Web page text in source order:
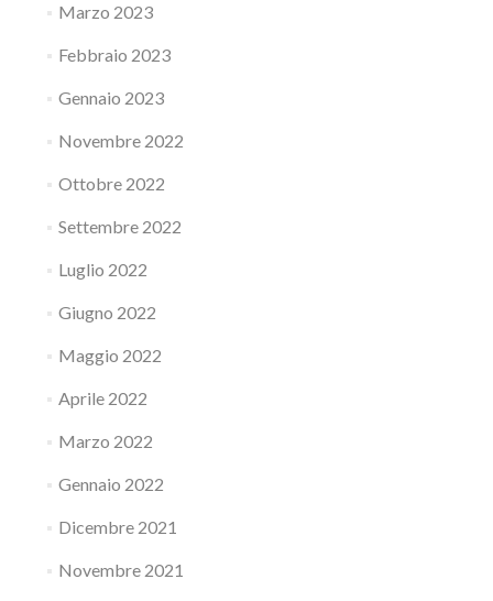
Marzo 2023
Febbraio 2023
Gennaio 2023
Novembre 2022
Ottobre 2022
Settembre 2022
Luglio 2022
Giugno 2022
Maggio 2022
Aprile 2022
Marzo 2022
Gennaio 2022
Dicembre 2021
Novembre 2021